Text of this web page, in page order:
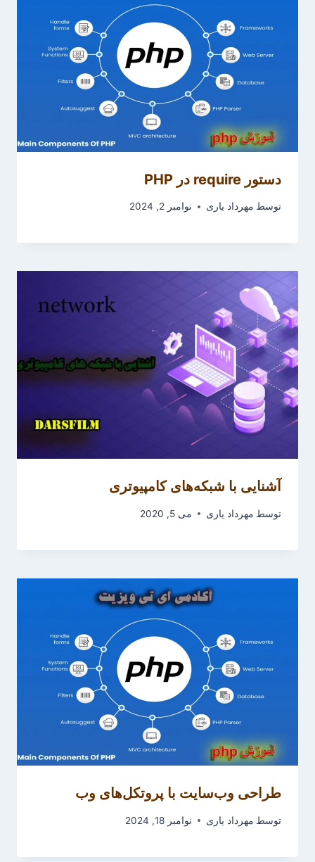
دستور require در PHP
توسط مهرداد یاری نوامبر 2, 2024
آشنایی با شبکه‌های کامپیوتری
توسط مهرداد یاری می 5, 2020
طراحی وب‌سایت با پروتکل‌های وب
توسط مهرداد یاری نوامبر 18, 2024